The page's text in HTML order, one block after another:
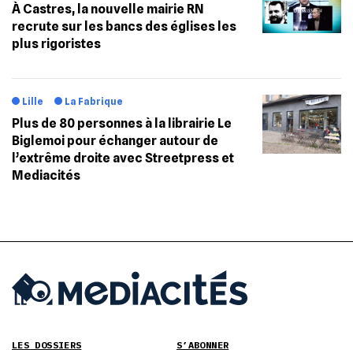
À Castres, la nouvelle mairie RN
recrute sur les bancs des églises les
plus rigoristes
Lille La Fabrique
Plus de 80 personnes à la librairie Le
Biglemoi pour échanger autour de
l’extrême droite avec Streetpress et
Mediacités
LES DOSSIERS S’ABONNER